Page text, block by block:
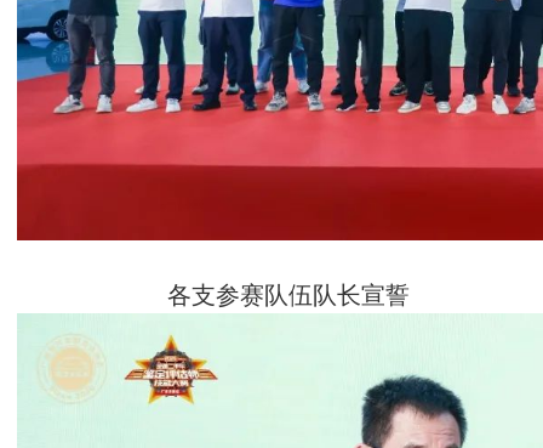
各支参赛队伍队长宣誓